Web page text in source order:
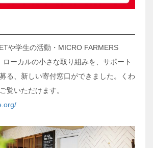
や学生の活動・MICRO FARMERS
ーカルの小さな取り組みを、サポート
る、新しい寄付窓口ができました。くわ
覧いただけます。